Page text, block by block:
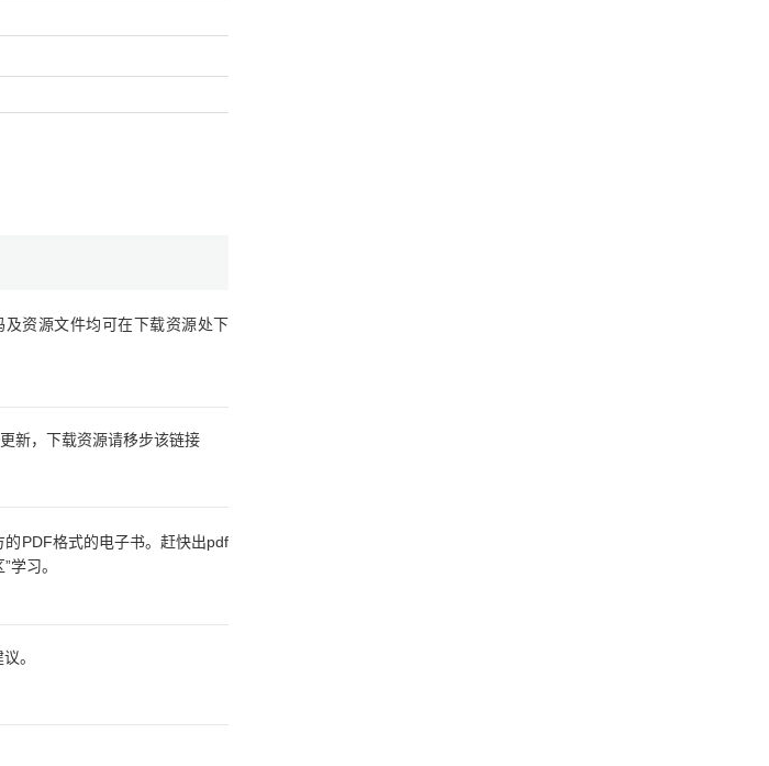
资源文件均可在下载资源处下
更新，下载资源请移步该链接
PDF格式的电子书。赶快出pdf
学习。
。